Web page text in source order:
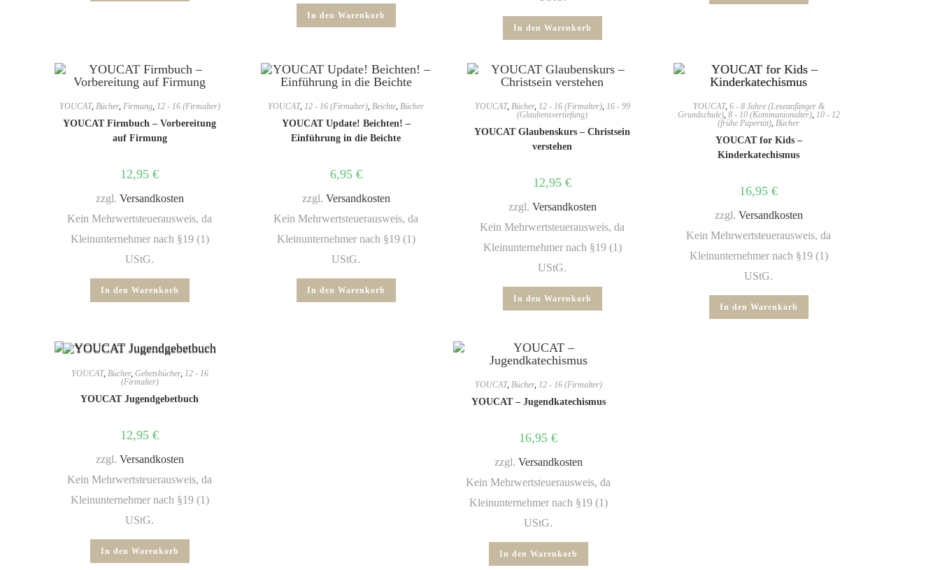
In den Warenkorb
In den Warenkorb
YOUCAT, Bücher, Firmung, 12 - 16 (Firmalter)
YOUCAT Firmbuch – Vorbereitung
auf Firmung
12,95 €
zzgl. Versandkosten
Kein Mehrwertsteuerausweis, da
Kleinunternehmer nach §19 (1)
UStG.
In den Warenkorb
YOUCAT, 12 - 16 (Firmalter) Beichte Bücher
YOUCAT Update! Beichten! –
Einführung in die Beichte
6,95 €
zzgl. Versandkosten
Kein Mehrwertsteuerausweis, da
Kleinunternehmer nach §19 (1)
UStG.
In den Warenkorb
YOUCAT, Bücher, 12 - 16 (Firmalter), 16 - 99
(Glaubensvertiefung)
YOUCAT Glaubenskurs – Christsein
verstehen
12,95 €
zzgl. Versandkosten
Kein Mehrwertsteuerausweis, da
Kleinunternehmer nach §19 (1)
UStG.
In den Warenkorb
YOUCAT, 6 - 8 Jahre (Leseanfänger &
Grundschule), 8 - 10 (Kommunionalter), 10 - 12
(frühe Pupertät) Bücher
YOUCAT for Kids –
Kinderkatechismus
16,95 €
zzgl. Versandkosten
Kein Mehrwertsteuerausweis, da
Kleinunternehmer nach §19 (1)
UStG.
In den Warenkorb
YOUCAT, Bücher, Gebetsbücher, 12 - 16
(Firmalter)
YOUCAT Jugendgebetbuch
12,95 €
zzgl. Versandkosten
Kein Mehrwertsteuerausweis, da
Kleinunternehmer nach §19 (1)
UStG.
In den Warenkorb
YOUCAT, Bücher, 12 - 16 (Firmalter)
YOUCAT – Jugendkatechismus
16,95 €
zzgl. Versandkosten
Kein Mehrwertsteuerausweis, da
Kleinunternehmer nach §19 (1)
UStG.
In den Warenkorb